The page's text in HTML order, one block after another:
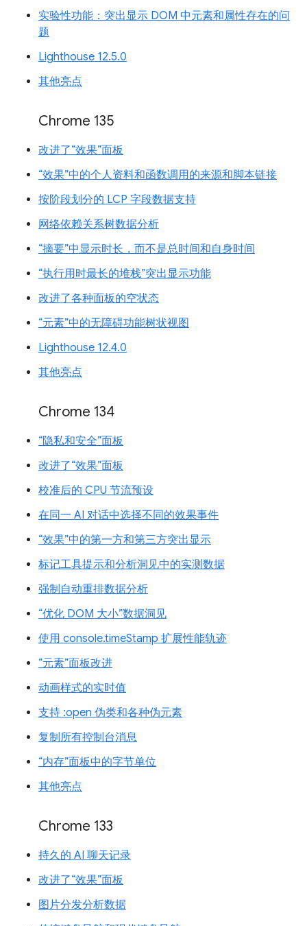
实验性功能：突出显示 DOM 中元素和属性存在的问
题
Lighthouse 12.5.0
其他亮点
Chrome 135
改进了“效果”面板
“效果”中的个人资料和函数调用的来源和脚本链接
按阶段划分的 LCP 字段数据支持
网络依赖关系树数据分析
“摘要”中显示时长，而不是总时间和自身时间
“执行用时最长的堆栈”突出显示功能
改进了各种面板的空状态
“元素”中的无障碍功能树状视图
Lighthouse 12.4.0
其他亮点
Chrome 134
“隐私和安全”面板
改进了“效果”面板
校准后的 CPU 节流预设
在同一 AI 对话中选择不同的效果事件
“效果”中的第一方和第三方突出显示
标记工具提示和分析洞见中的实测数据
强制自动重排数据分析
“优化 DOM 大小”数据洞见
使用 console.timeStamp 扩展性能轨迹
“元素”面板改进
动画样式的实时值
支持 :open 伪类和各种伪元素
复制所有控制台消息
“内存”面板中的字节单位
其他亮点
Chrome 133
持久的 AI 聊天记录
改进了“效果”面板
图片分发分析数据